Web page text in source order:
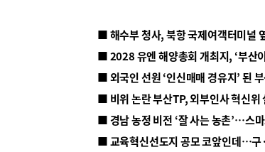
■ 해수부 청사, 북항 국제여객터미널
■ 2028 유엔 해양총회 개최지, ‘부산
■ 외국인 선원 ‘인신매매 경유지’ 된
■ 비위 논란 부산TP, 외부인사 혁신위